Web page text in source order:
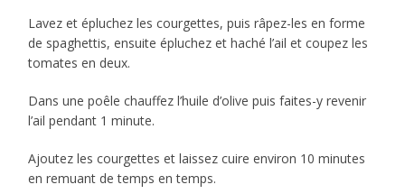
Lavez et épluchez les courgettes, puis râpez-les en forme
de spaghettis, ensuite épluchez et haché l’ail et coupez les
tomates en deux.
Dans une poêle chauffez l’huile d’olive puis faites-y revenir
l’ail pendant 1 minute.
Ajoutez les courgettes et laissez cuire environ 10 minutes
en remuant de temps en temps.